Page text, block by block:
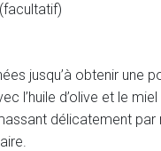
jusqu’à obtenir une
l’huile d’olive et le
délicatement